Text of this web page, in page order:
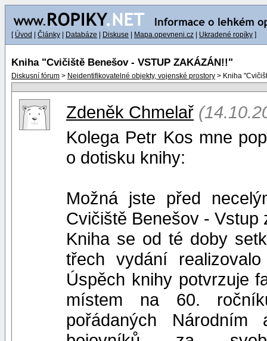
[ Úvod Články Databáze Diskuse Mapa.opevneni.cz Ukradené ropíky ]
Kniha "Cvičiště Benešov - VSTUP ZAKÁZÁN!!"
Diskusní fórum > Neidentifikovatelné objekty, vojenské prostory > Kniha
Zdeněk Chmelař
Kolega Petr Kos mne
o dotisku knihy:
Možná jste před
Cvičiště Benešov -
Kniha se od té doby
třech vydání
Úspěch knihy potvrzuje
místem na 60.
pořádaných